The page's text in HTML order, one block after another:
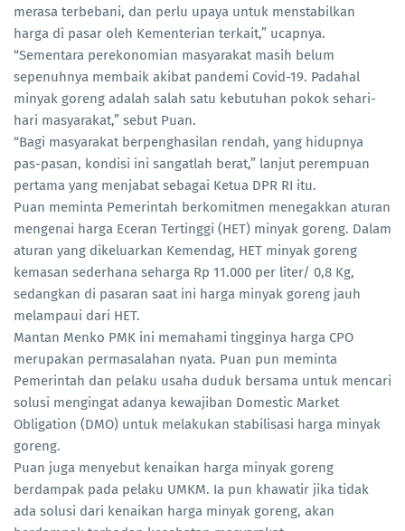
merasa terbebani, dan perlu upaya untuk menstabilkan
harga di pasar oleh Kementerian terkait,” ucapnya.
“Sementara perekonomian masyarakat masih belum
sepenuhnya membaik akibat pandemi Covid-19. Padahal
minyak goreng adalah salah satu kebutuhan pokok sehari-
hari masyarakat,” sebut Puan.
“Bagi masyarakat berpenghasilan rendah, yang hidupnya
pas-pasan, kondisi ini sangatlah berat,” lanjut perempuan
pertama yang menjabat sebagai Ketua DPR RI itu.
Puan meminta Pemerintah berkomitmen menegakkan aturan
mengenai harga Eceran Tertinggi (HET) minyak goreng. Dalam
aturan yang dikeluarkan Kemendag, HET minyak goreng
kemasan sederhana seharga Rp 11.000 per liter/ 0,8 Kg,
sedangkan di pasaran saat ini harga minyak goreng jauh
melampaui dari HET.
Mantan Menko PMK ini memahami tingginya harga CPO
merupakan permasalahan nyata. Puan pun meminta
Pemerintah dan pelaku usaha duduk bersama untuk mencari
solusi mengingat adanya kewajiban Domestic Market
Obligation (DMO) untuk melakukan stabilisasi harga minyak
goreng.
Puan juga menyebut kenaikan harga minyak goreng
berdampak pada pelaku UMKM. Ia pun khawatir jika tidak
ada solusi dari kenaikan harga minyak goreng, akan